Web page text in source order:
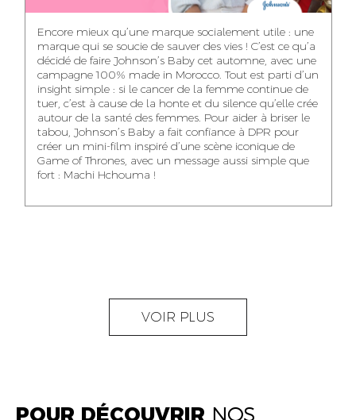
KARIM OUNZAR
AUDIOVISUAL
CONTENT CREATOR
ZAKARIA BENNANI
TRAFFIC MANAGER
NOUR-ELHOUDA
YOUBI IDRISSI
PROJECT
MANAGER
AGENT
GHITA SFINY
ACCOUNTANT
OUMAIMA HABIBA
Encore mieux qu’une marque socialement utile : une
marque qui se soucie de sauver des vies ! C’est ce qu’a
décidé de faire Johnson’s Baby cet automne, avec une
campagne 100% made in Morocco. Tout est parti d’un
insight simple : si le cancer de la femme continue de
tuer, c’est à cause de la honte et du silence qu’elle crée
autour de la santé des femmes. Pour aider à briser le
tabou, Johnson’s Baby a fait confiance à DPR pour
créer un mini-film inspiré d’une scène iconique de
Game of Thrones, avec un message aussi simple que
fort : Machi Hchouma !
VOIR PLUS
POUR DÉCOUVRIR NOS